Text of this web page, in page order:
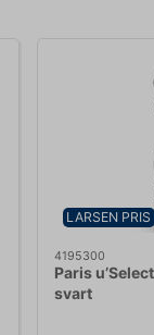
LARSEN PRIS
4195300
Paris
svart